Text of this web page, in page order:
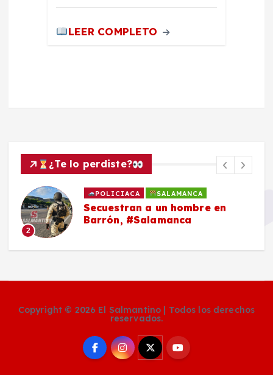
LEER COMPLETO
¿Te lo perdiste?
2
POLICIACA SALAMANCA
Secuestran a un hombre en
Barrón, #Salamanca
Copyright © 2026 El Salmantino | Todos los derechos
reservados.